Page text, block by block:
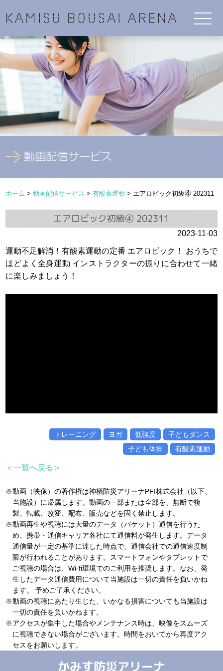
ホーム >動画配信サービス >有酸素運動 > エアロビック初級④ 202311
エアロビック初級④ 202311
2023-11-03
運動不足解消！有酸素運動の定番 エアロビック！ おうちで
ほどよく全身運動 インストラクターの振りに合わせて一緒
に楽しみましょう！
トレーニング ヨガ 低強度
子どもダンス
子ども体操
有酸素運動
＜一覧へ戻る＞
※動画（映像）の著作権は神栖防災アリーナPFI株式会社（以下、
当施設）に帰属します。動画の一部または全部を、無断で複
製、転載、改変、配布、販売などを固く禁止します。
※動画再生や視聴には大量のデータ（パケット）通信を行うた
め、携帯・通信キャリア各社にて通信料が発生します。データ
通信量が一定の基準に達した時点で、通信会社での通信速度制
限が行われることがあります。スマートフォンやタブレットで
ご視聴の場合は、Wi-fi環境でのご利用を推奨します。なお、発
生したデータ通信費用について当施設は一切の責任を負いかね
ます。 予めご了承ください。
※動画の視聴にあたり生じた、いかなる損害についても当施設は
一切の責任を負いかねます。
※アクセスが集中した場合やメンテナンス時は、映像をスムーズ
に視聴できない場合がございます。時間をおいてから再度アク
セスをお願いします。
かみす防災アリーナ